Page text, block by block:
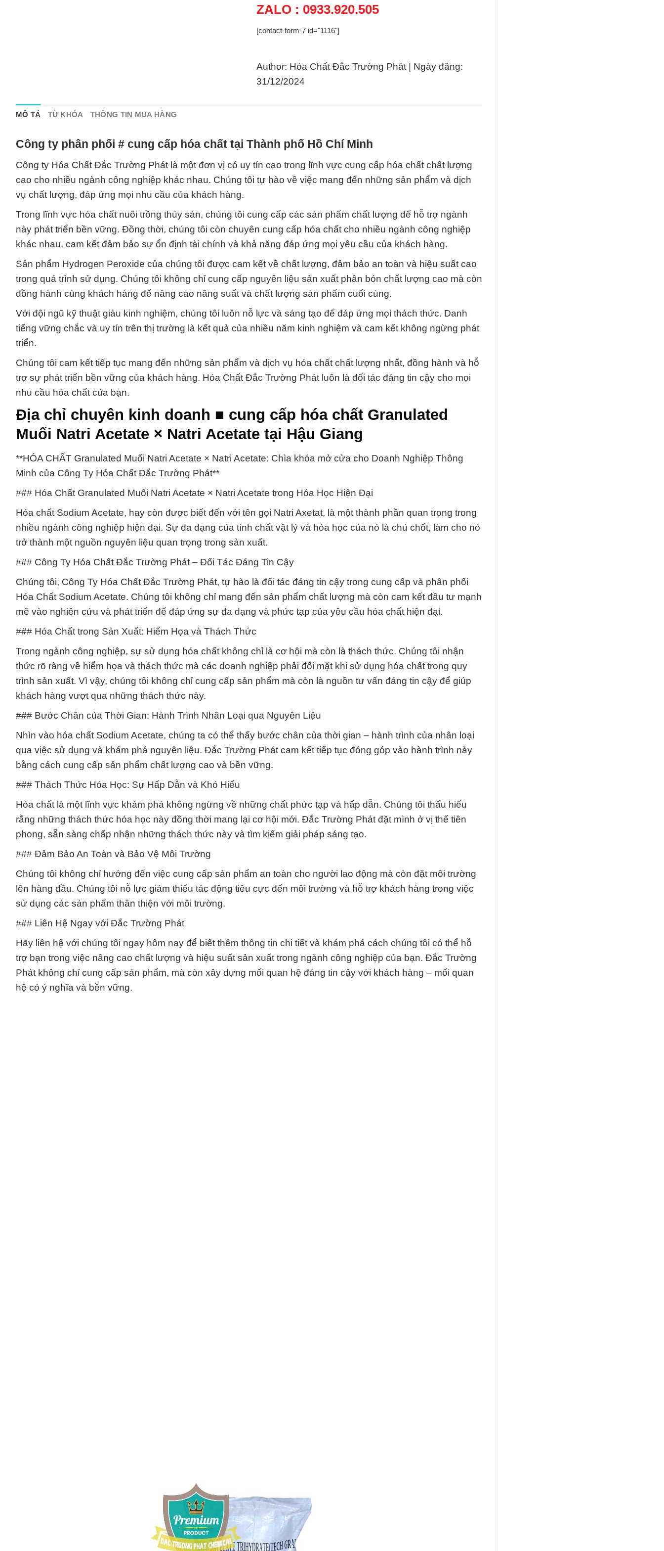
ZALO : 0933.920.505
[contact-form-7 id="1116"]
Author: Hóa Chất Đắc Trường Phát | Ngày đăng:
31/12/2024
MÔ TẢ TỪ KHÓA THÔNG TIN MUA HÀNG
Công ty phân phối # cung cấp hóa chất tại Thành phố Hồ Chí Minh
Công ty Hóa Chất Đắc Trường Phát là một đơn vị có uy tín cao trong lĩnh vực cung cấp hóa chất chất lượng
cao cho nhiều ngành công nghiệp khác nhau. Chúng tôi tự hào về việc mang đến những sản phẩm và dịch
vụ chất lượng, đáp ứng mọi nhu cầu của khách hàng.
Trong lĩnh vực hóa chất nuôi trồng thủy sản, chúng tôi cung cấp các sản phẩm chất lượng để hỗ trợ ngành
này phát triển bền vững. Đồng thời, chúng tôi còn chuyên cung cấp hóa chất cho nhiều ngành công nghiệp
khác nhau, cam kết đảm bảo sự ổn định tài chính và khả năng đáp ứng mọi yêu cầu của khách hàng.
Sản phẩm Hydrogen Peroxide của chúng tôi được cam kết về chất lượng, đảm bảo an toàn và hiệu suất cao
trong quá trình sử dụng. Chúng tôi không chỉ cung cấp nguyên liệu sản xuất phân bón chất lượng cao mà còn
đồng hành cùng khách hàng để nâng cao năng suất và chất lượng sản phẩm cuối cùng.
Với đội ngũ kỹ thuật giàu kinh nghiệm, chúng tôi luôn nỗ lực và sáng tạo để đáp ứng mọi thách thức. Danh
tiếng vững chắc và uy tín trên thị trường là kết quả của nhiều năm kinh nghiệm và cam kết không ngừng phát
triển.
Chúng tôi cam kết tiếp tục mang đến những sản phẩm và dịch vụ hóa chất chất lượng nhất, đồng hành và hỗ
trợ sự phát triển bền vững của khách hàng. Hóa Chất Đắc Trường Phát luôn là đối tác đáng tin cậy cho mọi
nhu cầu hóa chất của bạn.
Địa chỉ chuyên kinh doanh ■ cung cấp hóa chất Granulated
Muối Natri Acetate × Natri Acetate tại Hậu Giang
**HÓA CHẤT Granulated Muối Natri Acetate × Natri Acetate: Chìa khóa mở cửa cho Doanh Nghiệp Thông
Minh của Công Ty Hóa Chất Đắc Trường Phát**
### Hóa Chất Granulated Muối Natri Acetate × Natri Acetate trong Hóa Học Hiện Đại
Hóa chất Sodium Acetate, hay còn được biết đến với tên gọi Natri Axetat, là một thành phần quan trọng trong
nhiều ngành công nghiệp hiện đại. Sự đa dạng của tính chất vật lý và hóa học của nó là chủ chốt, làm cho nó
trở thành một nguồn nguyên liệu quan trọng trong sản xuất.
### Công Ty Hóa Chất Đắc Trường Phát – Đối Tác Đáng Tin Cậy
Chúng tôi, Công Ty Hóa Chất Đắc Trường Phát, tự hào là đối tác đáng tin cậy trong cung cấp và phân phối
Hóa Chất Sodium Acetate. Chúng tôi không chỉ mang đến sản phẩm chất lượng mà còn cam kết đầu tư mạnh
mẽ vào nghiên cứu và phát triển để đáp ứng sự đa dạng và phức tạp của yêu cầu hóa chất hiện đại.
### Hóa Chất trong Sản Xuất: Hiểm Họa và Thách Thức
Trong ngành công nghiệp, sự sử dụng hóa chất không chỉ là cơ hội mà còn là thách thức. Chúng tôi nhận
thức rõ ràng về hiểm họa và thách thức mà các doanh nghiệp phải đối mặt khi sử dụng hóa chất trong quy
trình sản xuất. Vì vậy, chúng tôi không chỉ cung cấp sản phẩm mà còn là nguồn tư vấn đáng tin cậy để giúp
khách hàng vượt qua những thách thức này.
### Bước Chân của Thời Gian: Hành Trình Nhân Loại qua Nguyên Liệu
Nhìn vào hóa chất Sodium Acetate, chúng ta có thể thấy bước chân của thời gian – hành trình của nhân loại
qua việc sử dụng và khám phá nguyên liệu. Đắc Trường Phát cam kết tiếp tục đóng góp vào hành trình này
bằng cách cung cấp sản phẩm chất lượng cao và bền vững.
### Thách Thức Hóa Học: Sự Hấp Dẫn và Khó Hiểu
Hóa chất là một lĩnh vực khám phá không ngừng về những chất phức tạp và hấp dẫn. Chúng tôi thấu hiểu
rằng những thách thức hóa học này đồng thời mang lại cơ hội mới. Đắc Trường Phát đặt mình ở vị thế tiên
phong, sẵn sàng chấp nhận những thách thức này và tìm kiếm giải pháp sáng tạo.
### Đảm Bảo An Toàn và Bảo Vệ Môi Trường
Chúng tôi không chỉ hướng đến việc cung cấp sản phẩm an toàn cho người lao động mà còn đặt môi trường
lên hàng đầu. Chúng tôi nỗ lực giảm thiểu tác động tiêu cực đến môi trường và hỗ trợ khách hàng trong việc
sử dụng các sản phẩm thân thiện với môi trường.
### Liên Hệ Ngay với Đắc Trường Phát
Hãy liên hệ với chúng tôi ngay hôm nay để biết thêm thông tin chi tiết và khám phá cách chúng tôi có thể hỗ
trợ bạn trong việc nâng cao chất lượng và hiệu suất sản xuất trong ngành công nghiệp của bạn. Đắc Trường
Phát không chỉ cung cấp sản phẩm, mà còn xây dựng mối quan hệ đáng tin cậy với khách hàng – mối quan
hệ có ý nghĩa và bền vững.